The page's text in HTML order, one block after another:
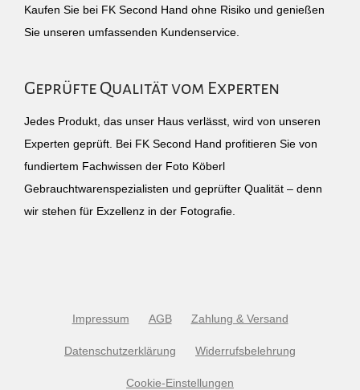
Kaufen Sie bei FK Second Hand ohne Risiko und genießen
Sie unseren umfassenden Kundenservice.
Geprüfte Qualität vom Experten
Jedes Produkt, das unser Haus verlässt, wird von unseren
Experten geprüft. Bei FK Second Hand profitieren Sie von
fundiertem Fachwissen der Foto Köberl
Gebrauchtwarenspezialisten und geprüfter Qualität – denn
wir stehen für Exzellenz in der Fotografie.
Impressum AGB Zahlung & Versand
Datenschutzerklärung Widerrufsbelehrung
Cookie-Einstellungen